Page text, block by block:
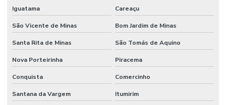
Iguatama Careaçu
São Vicente de Minas Bom Jardim de Minas
Santa Rita de Minas São Tomás de Aquino
Nova Porteirinha Piracema
Conquista Comercinho
Santana da Vargem Itumirim